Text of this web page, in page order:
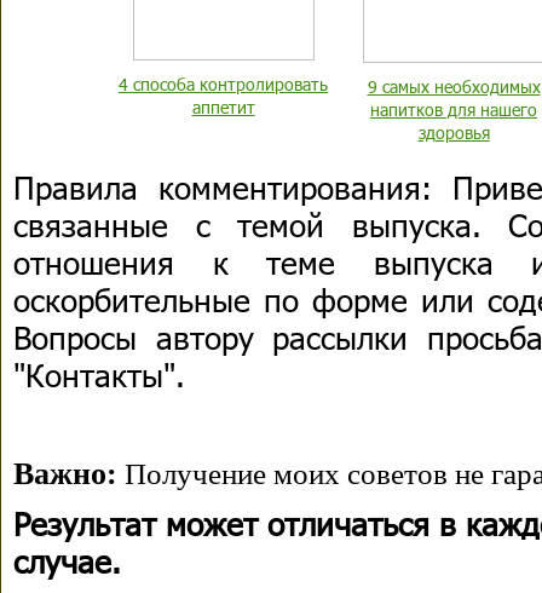
4 способа контролировать
аппетит
9 самых необходимых
напитков для нашего
здоровья
Правила комментирования:
связанные с темой выпуска.
отношения к теме выпуска
оскорбительные по форме или
Вопросы автору рассылки
"Контакты".
Важно: Получение моих советов не
Результат может отличаться в
случае.